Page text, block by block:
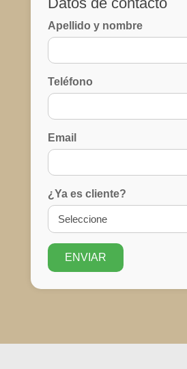
Apellido y nombre
Teléfono
Email
¿Ya es cliente?
ENVIAR